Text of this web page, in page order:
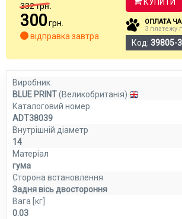
332 грн.
300грн.
відправка завтра
ОПЛАТА
3 платежу
Код: 39805-3
Виробник
BLUE PRINT(Великобританія)
Каталоговий номер
ADT38039
Внутрішній діаметр
14
Матеріал
гума
Сторона встановлення
Задня вісь двостороння
Вага [кг]
0.03